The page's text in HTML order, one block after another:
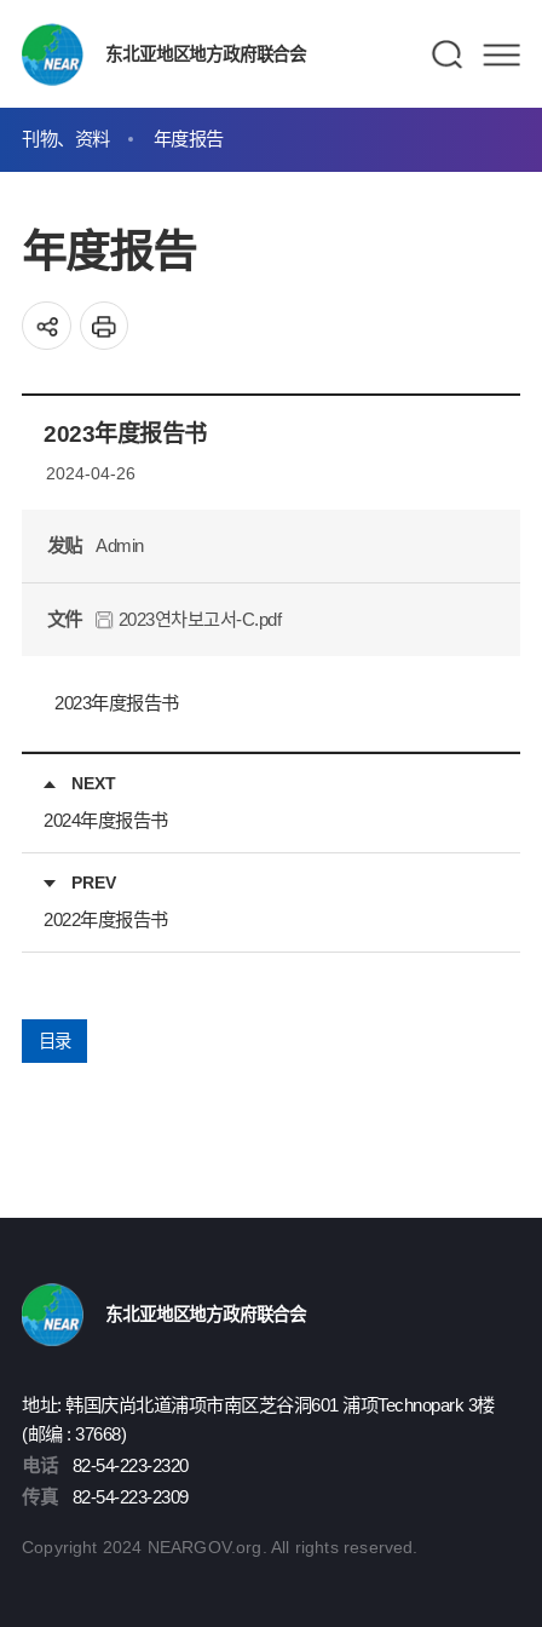
东北亚地区地方政府联合会
刊物、资料 年度报告
年度报告
2023年度报告书
2024-04-26
发贴 Admin
文件 2023연차보고서-C.pdf
2023年度报告书
NEXT
2024年度报告书
PREV
2022年度报告书
目录
东北亚地区地方政府联合会
地址: 韩国庆尚北道浦项市南区芝谷洞601 浦项Technopark 3楼
(邮编 : 37668)
电话
82-54-223-2320
传真
82-54-223-2309
Copyright 2024 NEARGOV.org. All rights reserved.